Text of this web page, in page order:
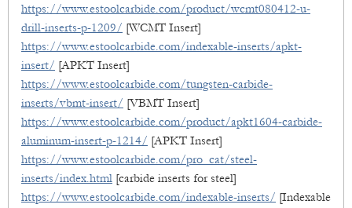
https://www.estoolcarbide.com/product/wcmt080412-u-
drill-inserts-p-1209/ [WCMT Insert]
https://www.estoolcarbide.com/indexable-inserts/apkt-
insert/ [APKT Insert]
https://www.estoolcarbide.com/tungsten-carbide-
inserts/vbmt-insert/ [VBMT Insert]
https://www.estoolcarbide.com/product/apkt1604-carbide-
aluminum-insert-p-1214/ [APKT Insert]
https://www.estoolcarbide.com/pro_cat/steel-
inserts/index.html [carbide inserts for steel]
https://www.estoolcarbide.com/indexable-inserts/ [Indexable